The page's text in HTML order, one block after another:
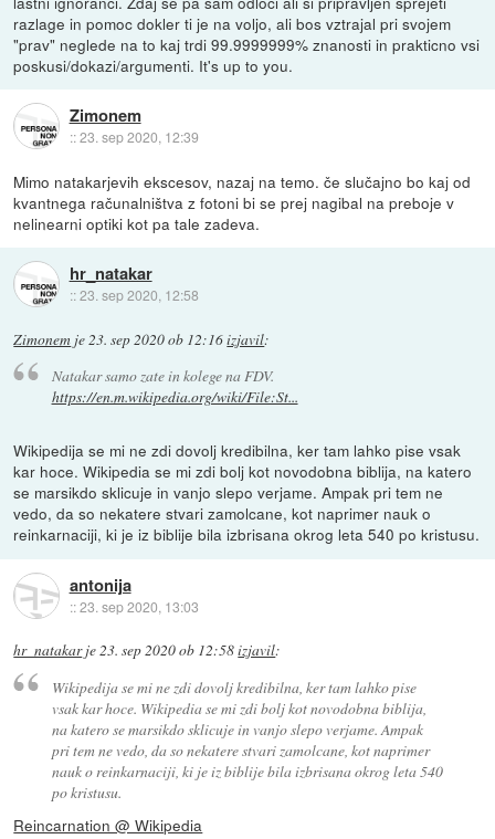
razlage in pomoc dokler ti je na voljo, ali bos vztrajal pri svojem
"prav" neglede na to kaj trdi 99.9999999% znanosti in prakticno vsi
poskusi/dokazi/argumenti. It's up to you.
Zimonem
::23. sep 2020, 12:39
Mimo natakarjevih ekscesov, nazaj na temo. če slučajno bo kaj od
kvantnega računalništva z fotoni bi se prej nagibal na preboje v
nelinearni optiki kot pa tale zadeva.
hr_natakar
::23. sep 2020, 12:58
Zimonem je23. sep 2020 ob 12:16izjavil:
Natakar samo zate in kolege na FDV.
https://en.m.wikipedia.org/wiki/File:St...
Wikipedija se mi ne zdi dovolj kredibilna, ker tam lahko pise vsak
kar hoce. Wikipedia se mi zdi bolj kot novodobna biblija, na katero
se marsikdo sklicuje in vanjo slepo verjame. Ampak pri tem ne
vedo, da so nekatere stvari zamolcane, kot naprimer nauk o
reinkarnaciji, ki je iz biblije bila izbrisana okrog leta 540 po kristusu.
antonija
::23. sep 2020, 13:03
hr_natakarje23. sep 2020 ob 12:58izjavil:
Wikipedija se mi ne zdi dovolj kredibilna, ker tam lahko pise
vsak kar hoce. Wikipedia se mi zdi bolj kot novodobna biblija,
na katero se marsikdo sklicuje in vanjo slepo verjame. Ampak
pri tem ne vedo, da so nekatere stvari zamolcane, kot naprimer
nauk o reinkarnaciji, ki je iz biblije bila izbrisana okrog leta 540
po kristusu.
Reincarnation @ Wikipedia